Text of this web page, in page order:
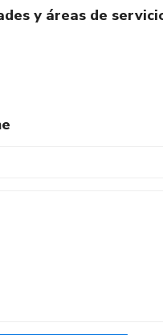
y áreas de